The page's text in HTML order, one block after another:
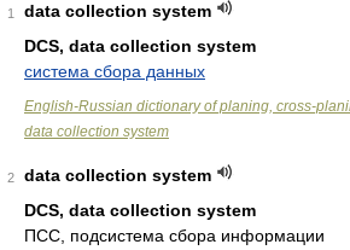
1
data collection system
DCS, data collection system
система сбора данных
English-Russian dictionary of planing, cross-
data collection system
2
data collection system
DCS, data collection system
ПСС, подсистема сбора информации